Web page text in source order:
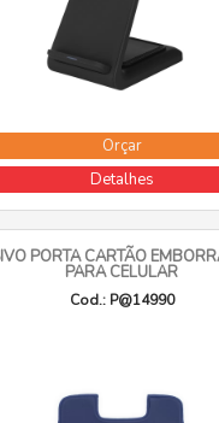
Orçar
Detalhes
PORTA CARTÃO
PARA CELULAR
Cod.: P@14990